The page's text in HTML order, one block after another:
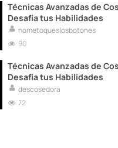
Técnicas Avanzadas de
Desafía tus Habilidades
nometoqueslosbotones
90
Técnicas Avanzadas de
Desafía tus Habilidades
descosedora
72